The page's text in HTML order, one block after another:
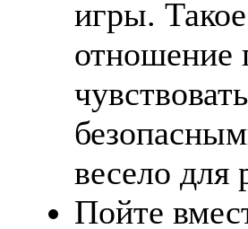
игры.
отношение
весело для
Пойте